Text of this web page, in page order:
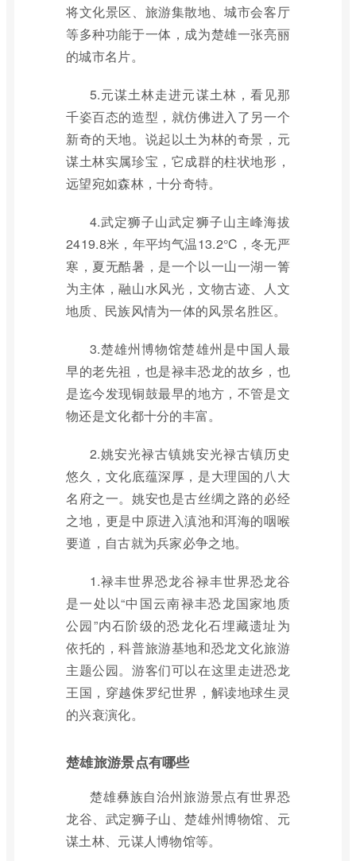
将文化景区、旅游集散地、城市会客厅
等多种功能于一体，成为楚雄一张亮丽
的城市名片。
5.元谋土林走进元谋土林，看见那
千姿百态的造型，就仿佛进入了另一个
新奇的天地。说起以土为林的奇景，元
谋土林实属珍宝，它成群的柱状地形，
远望宛如森林，十分奇特。
4.武定狮子山武定狮子山主峰海拔
2419.8米，年平均气温13.2°C，冬无严
寒，夏无酷暑，是一个以一山一湖一箐
为主体，融山水风光，文物古迹、人文
地质、民族风情为一体的风景名胜区。
3.楚雄州博物馆楚雄州是中国人最
早的老先祖，也是禄丰恐龙的故乡，也
是迄今发现铜鼓最早的地方，不管是文
物还是文化都十分的丰富。
2.姚安光禄古镇姚安光禄古镇历史
悠久，文化底蕴深厚，是大理国的八大
名府之一。姚安也是古丝绸之路的必经
之地，更是中原进入滇池和洱海的咽喉
要道，自古就为兵家必争之地。
1.禄丰世界恐龙谷禄丰世界恐龙谷
是一处以“中国云南禄丰恐龙国家地质
公园”内石阶级的恐龙化石埋藏遗址为
依托的，科普旅游基地和恐龙文化旅游
主题公园。游客们可以在这里走进恐龙
王国，穿越侏罗纪世界，解读地球生灵
的兴衰演化。
楚雄旅游景点有哪些
楚雄彝族自治州旅游景点有世界恐
龙谷、武定狮子山、楚雄州博物馆、元
谋土林、元谋人博物馆等。